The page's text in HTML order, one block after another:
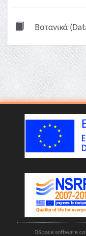
Βοτανικά
DSpace software